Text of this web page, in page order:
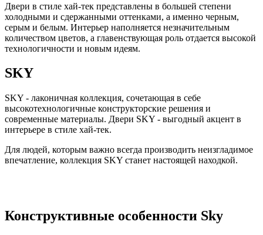
Двери в стиле хай-тек представлены в большей степени
холодными и сдержанными оттенками, а именно черным,
серым и белым. Интерьер наполняется незначительным
количеством цветов, а главенствующая роль отдается высокой
технологичности и новым идеям.
SKY
SKY - лаконичная коллекция, сочетающая в себе
высокотехнологичные конструкторские решения и
современные материалы. Двери SKY - выгодный акцент в
интерьере в стиле хай-тек.
Для людей, которым важно всегда производить неизгладимое
впечатление, коллекция SKY станет настоящей находкой.
Конструктивные особенности Sky